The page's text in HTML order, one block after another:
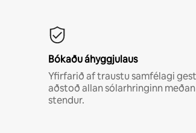
Bókaðu áhyggjulaus
Yfirfarið af traustu samfélagi
aðstoð allan sólarhringinn
stendur.